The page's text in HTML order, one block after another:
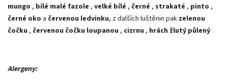
mungo , bílé malé fazole , velké bílé , černé , strakaté , pinto ,
černé oko a červenou ledvinku, z dalších luštěnin pak zelenou
čočku , červenou čočku loupanou , cizrnu , hrách žlutý půlený
Alergeny: